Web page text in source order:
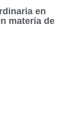
en
materia de